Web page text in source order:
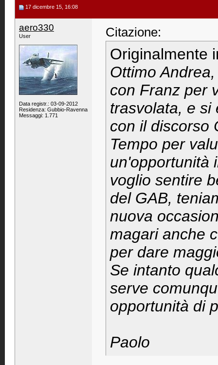
17 dicembre 15, 16:08
aero330
User
Data registr.: 03-09-2012
Residenza: Gubbio-Ravenna
Messaggi: 1.771
Citazione:
Originalmente
Ottimo
con Franz per
trasvolata, e si
con il discorso
Tempo per
un'opportunità
voglio sentire
del GAB,
nuova
magari anche
per dare
Se intanto
serve
opportunità di
Paolo